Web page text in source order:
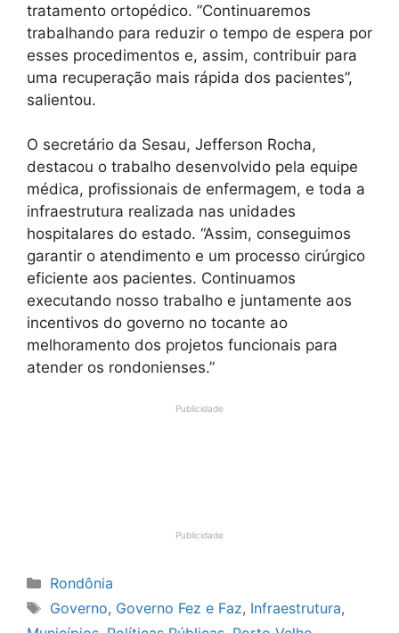
tratamento ortopédico. ”Continuaremos
trabalhando para reduzir o tempo de espera por
esses procedimentos e, assim, contribuir para
uma recuperação mais rápida dos pacientes”,
salientou.
O secretário da Sesau, Jefferson Rocha,
destacou o trabalho desenvolvido pela equipe
médica, profissionais de enfermagem, e toda a
infraestrutura realizada nas unidades
hospitalares do estado. “Assim, conseguimos
garantir o atendimento e um processo cirúrgico
eficiente aos pacientes. Continuamos
executando nosso trabalho e juntamente aos
incentivos do governo no tocante ao
melhoramento dos projetos funcionais para
atender os rondonienses.”
Publicidade
Publicidade
Categorias
Rondônia
Tags
Governo, Governo Fez e Faz, Infraestrutura,